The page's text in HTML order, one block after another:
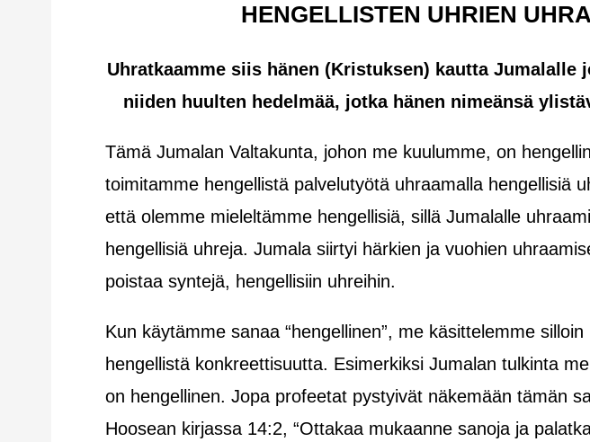
HENGELLISTEN UHRIEN
Uhratkaamme siis hänen (Kristuksen) kautta Jumalalle
niiden huulten hedelmää, jotka hänen nimeänsä
Tämä Jumalan Valtakunta, johon me kuulumme, on
toimitamme hengellistä palvelutyötä uhraamalla hengellisiä
että olemme mieleltämme hengellisiä, sillä Jumalalle
hengellisiä uhreja. Jumala siirtyi härkien ja vuohien
poistaa syntejä, hengellisiin uhreihin.
Kun käytämme sanaa “hengellinen”, me käsittelemme
hengellistä konkreettisuutta. Esimerkiksi Jumalan tulkinta
on hengellinen. Jopa profeetat pystyivät näkemään tämän
Hoosean kirjassa 14:2, “Ottakaa mukaanne sanoja ja